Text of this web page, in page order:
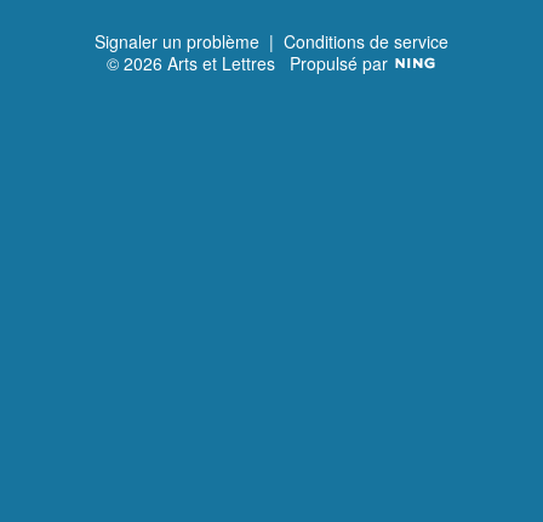
Signaler un problème | Conditions de service
© 2026 Arts et Lettres Propulsé par